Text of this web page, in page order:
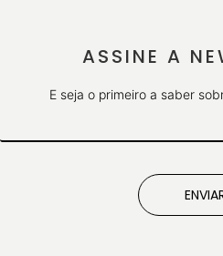
ASSINE A
E seja o primeiro a saber